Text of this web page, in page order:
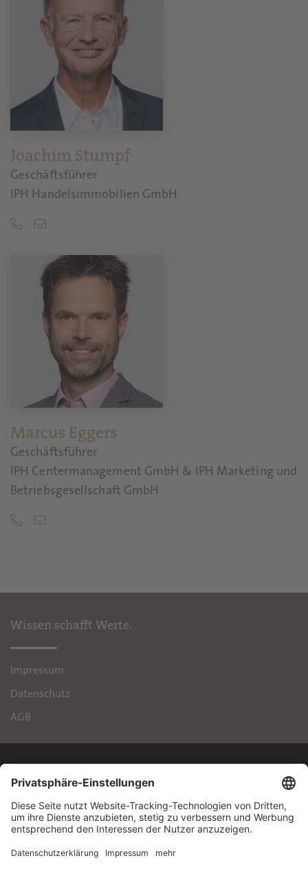
Joachim Stumpf
Geschäftsführer
IPH Handelsimmobilien GmbH
Marcus Eggers
Geschäftsführer
IPH Centermanagement GmbH & IPH Marketing und
Betriebsgesellschaft GmbH
Wissen schafft Werte.
Impressum
Datenschutz
AGB
IPH
Handelsimmobilien GmbH
80333 München